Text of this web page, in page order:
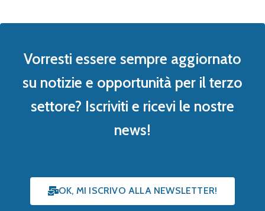
Vorresti essere sempre aggiornato
su notizie e opportunità per il terzo
settore? Iscriviti e ricevi le nostre
news!
OK, MI ISCRIVO ALLA NEWSLETTER!